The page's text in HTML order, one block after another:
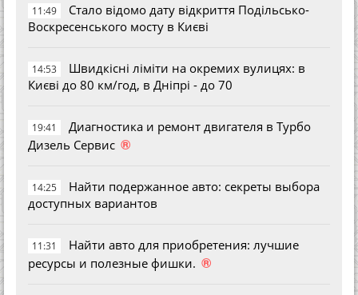
11:49
Стало відомо дату відкриття Подільсько-
Воскресенського мосту в Києві
14:53
Швидкісні ліміти на окремих вулицях: в
Києві до 80 км/год, в Дніпрі - до 70
19:41
Диагностика и ремонт двигателя в Турбо
Дизель Сервис ®
14:25
Найти подержанное авто: секреты выбора
доступных вариантов
11:31
Найти авто для приобретения: лучшие
ресурсы и полезные фишки. ®